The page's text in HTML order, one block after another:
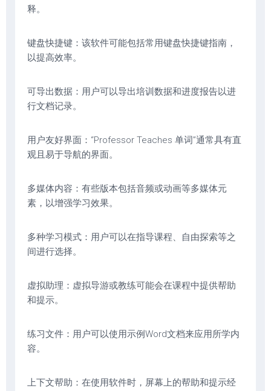
释。
键盘快捷键：该软件可能包括常用键盘快捷键指南，
以提高效率。
可导出数据：用户可以导出培训数据和进度报告以进
行文档记录。
用户友好界面：“Professor Teaches 单词”通常具有直
观且易于导航的界面。
多媒体内容：有些版本包括音频或动画等多媒体元
素，以增强学习效果。
多种学习模式：用户可以在指导课程、自由探索等之
间进行选择。
虚拟助理：虚拟导游或教练可能会在课程中提供帮助
和提示。
练习文件：用户可以使用示例Word文档来应用所学内
容。
上下文帮助：在使用软件时，屏幕上的帮助和提示经